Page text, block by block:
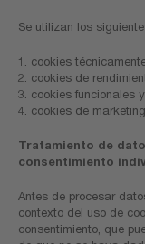
Se utilizan los
1. cookies
2. cookies de
3. cookies funcionales y
4. cookies de
Tratamiento de
consentimiento
Antes de procesar
contexto del uso de
consentimiento, que